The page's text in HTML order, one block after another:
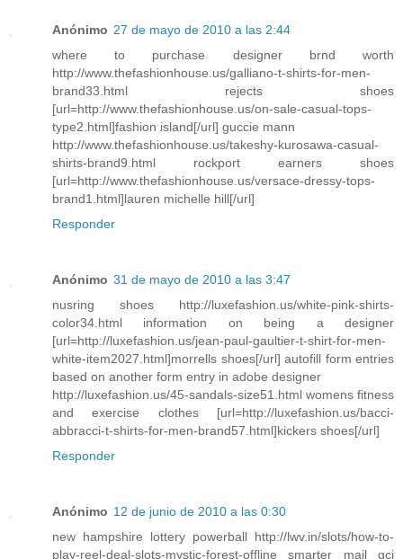
Anónimo 27 de mayo de 2010 a las 2:44
where to purchase designer brnd worth
http://www.thefashionhouse.us/galliano-t-shirts-for-men-
brand33.html rejects shoes
[url=http://www.thefashionhouse.us/on-sale-casual-tops-
type2.html]fashion island[/url] guccie mann
http://www.thefashionhouse.us/takeshy-kurosawa-casual-
shirts-brand9.html rockport earners shoes
[url=http://www.thefashionhouse.us/versace-dressy-tops-
brand1.html]lauren michelle hill[/url]
Responder
Anónimo 31 de mayo de 2010 a las 3:47
nusring shoes http://luxefashion.us/white-pink-shirts-
color34.html information on being a designer
[url=http://luxefashion.us/jean-paul-gaultier-t-shirt-for-men-
white-item2027.html]morrells shoes[/url] autofill form entries
based on another form entry in adobe designer
http://luxefashion.us/45-sandals-size51.html womens fitness
and exercise clothes [url=http://luxefashion.us/bacci-
abbracci-t-shirts-for-men-brand57.html]kickers shoes[/url]
Responder
Anónimo 12 de junio de 2010 a las 0:30
new hampshire lottery powerball http://lwv.in/slots/how-to-
play-reel-deal-slots-mystic-forest-offline smarter mail gci